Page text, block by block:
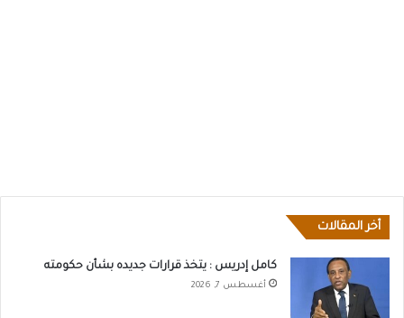
أخر المقالات
كامل إدريس : يتخذ قرارات جديده بشأن حكومته
أغسطس 7, 2026